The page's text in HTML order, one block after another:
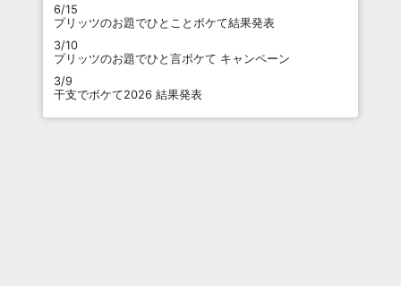
6/15
プリッツのお題でひとことボケて結果発表
3/10
プリッツのお題でひと言ボケて キャンペーン
3/9
干支でボケて2026 結果発表